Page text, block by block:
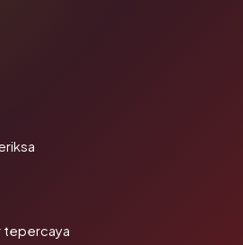
tepercaya